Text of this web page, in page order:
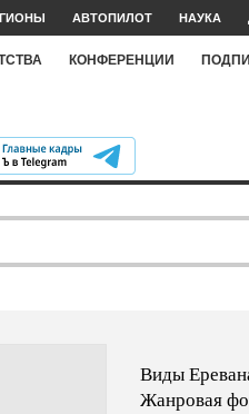
АВТОПИЛОТ НАУКА
КОНФЕРЕНЦИИ
Виды
Жанровая